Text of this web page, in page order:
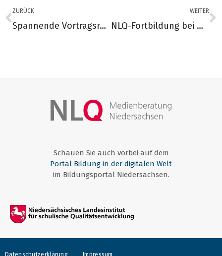
ZURÜCK
Spannende Vortragsreihe „Was kann KI in der Schule?“
WEITER
NLQ-Fortbildung bei Heise Medien
Schauen Sie auch vorbei auf dem
Portal Bildung in der digitalen Welt
im Bildungsportal Niedersachsen.